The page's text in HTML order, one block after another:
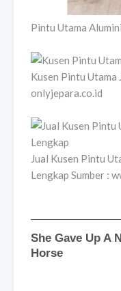
Pintu Utama
Kusen Pintu Utama
onlyjepara.co.id
Jual Kusen Pintu
Lengkap Sumber :